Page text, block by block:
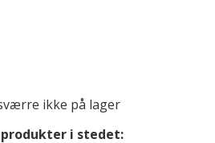
ikke på lager
produkter i stedet: